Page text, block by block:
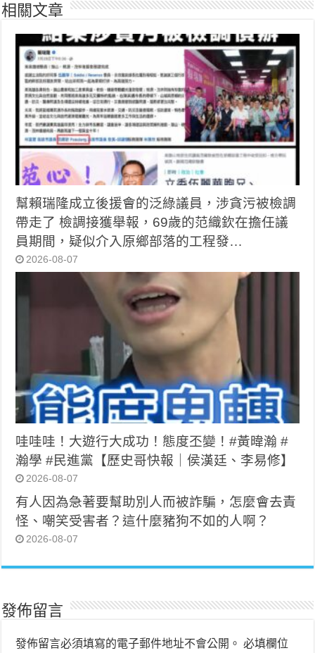
相關文章
幫賴瑞隆成立後援會的泛綠議員，涉貪污被檢調
帶走了 檢調接獲舉報，69歲的范織欽在擔任議
員期間，疑似介入原鄉部落的工程發…
2026-08-07
哇哇哇！大遊行大成功！態度丕變！#黃暐瀚 #
瀚學 #民進黨【歷史哥快報｜侯漢廷、李易修】
2026-08-07
有人因為急著要幫助別人而被詐騙，怎麼會去責
怪、嘲笑受害者？這什麼豬狗不如的人啊？
2026-08-07
發佈留言
發佈留言必須填寫的電子郵件地址不會公開。 必填欄位